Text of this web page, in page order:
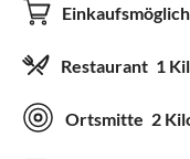
Restaurant 1
Ortsmitte 2